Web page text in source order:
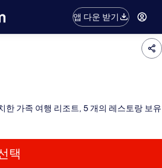
앱 다운 받기
한 가족 여행 리조트, 5 개의 레스토랑 보유
택